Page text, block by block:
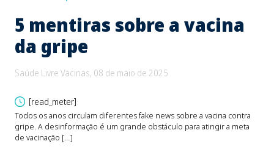
5 mentiras sobre a vacina
da gripe
Saúde Livre Vacinas, 08 de maio de 2025
[read_meter]
Todos os anos circulam diferentes fake news sobre a vacina contra
gripe. A desinformação é um grande obstáculo para atingir a meta
de vacinação […]